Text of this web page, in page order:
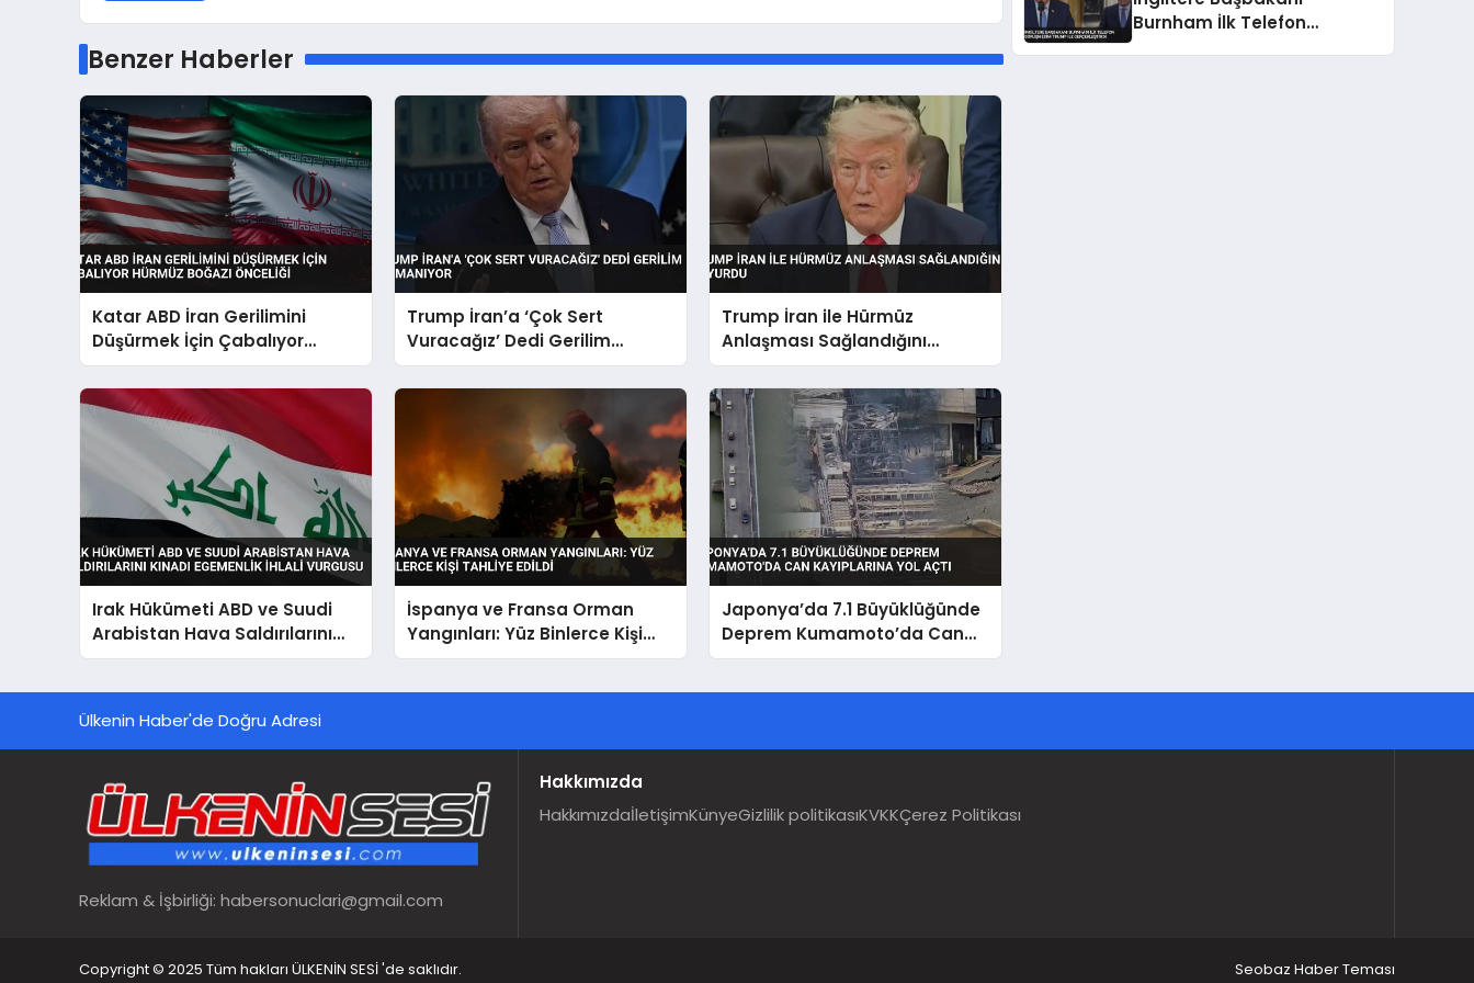
Benzer Haberler
Katar ABD İran Gerilimini
Düşürmek İçin Çabalıyor
Hürmüz Boğazı Önceliği
Trump İran’a ‘Çok Sert
Vuracağız’ Dedi Gerilim
Tırmanıyor
Trump İran ile Hürmüz
Anlaşması Sağlandığını
Duyurdu
Irak Hükümeti ABD ve Suudi
Arabistan Hava Saldırılarını
Kınadı Egemenlik İhlali
İspanya ve Fransa Orman
Yangınları: Yüz Binlerce Kişi
Tahliye Edildi
Japonya’da 7.1 Büyüklüğünde
Deprem Kumamoto’da Can
Kayıplarına Yol Açtı
Burnham İlk Telefon
Ülkenin Haber'de Doğru Adresi
Reklam & İşbirliği: habersonuclari@gmail.com
Hakkımızda
HakkımızdaİletişimKünyeGizlilik politikasıKVKKÇerez Politikası
Copyright © 2025 Tüm hakları ÜLKENİN SESİ 'de saklıdır. Seobaz Haber Teması